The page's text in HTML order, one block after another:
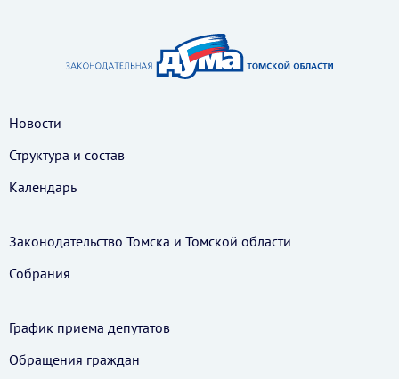
Новости
Структура и состав
Календарь
Законодательство Томска и Томской области
Собрания
График приема депутатов
Обращения граждан